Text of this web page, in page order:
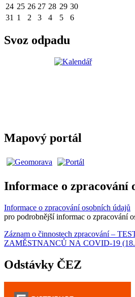
24 25 26 27 28 29 30
31 1 2 3 4 5 6
Svoz odpadu
Mapový portál
Informace o zpracování
Informace o zpracování osobních údajů
pro podrobnější informac o zpracování
Záznam o činnostech zpracování –
ZAMĚSTNANCŮ NA COVID-19
Odstávky ČEZ